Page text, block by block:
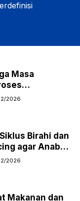
Masa
Agar Tetap
2026
Birahi dan
agar Anabul
2026
Makanan dan